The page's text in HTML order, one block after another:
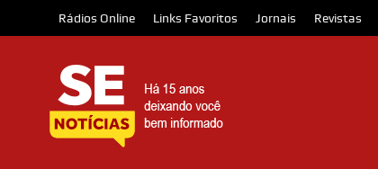
Rádios Online Links Favoritos Jornais Revistas